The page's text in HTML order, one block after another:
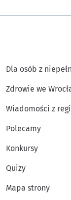
Dla osób z
Zdrowie we
Wiadomości z
Polecamy
Konkursy
Quizy
Mapa strony